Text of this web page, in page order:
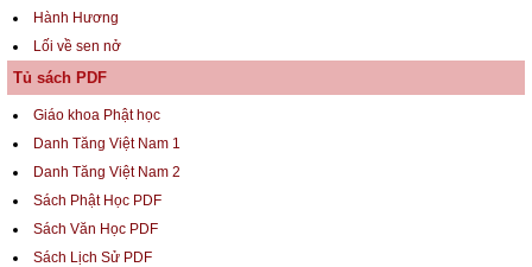
Hành Hương
Lối về sen nở
Tủ sách PDF
Giáo khoa Phật học
Danh Tăng Việt Nam 1
Danh Tăng Việt Nam 2
Sách Phật Học PDF
Sách Văn Học PDF
Sách Lịch Sử PDF